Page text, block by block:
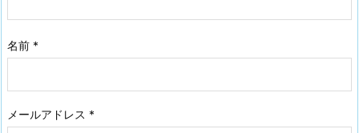
名前 *
メールアドレス *